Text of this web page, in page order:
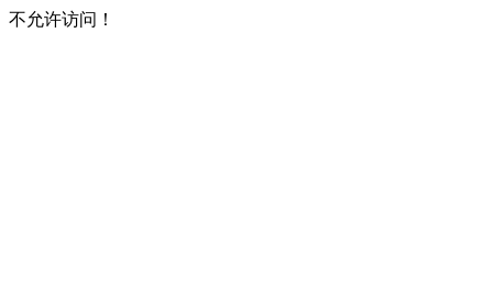
不允许访问！